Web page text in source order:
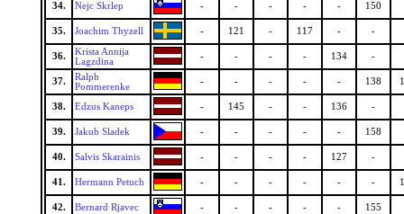
34. Nejc Skrlep - - - - - 150
35. Joachim Thyzell - 121 - 117 - -
36.
Krista Annija
Lagzdina
- - - - 134 -
37.
Ralph
Pommerenke
- - - - - 138
38. Edzus Kaneps - 145 - - 136 -
39. Jakub Sladek - - - - - 158
40. Salvis Skarainis - - - - 127 -
41. Hermann Petuch - - - - - -
42. Bernard Rjavec - - - - - 155